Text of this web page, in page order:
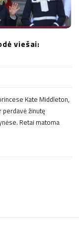
viešai:
Kate Middleton,
perdavė žinutę
Retai matoma